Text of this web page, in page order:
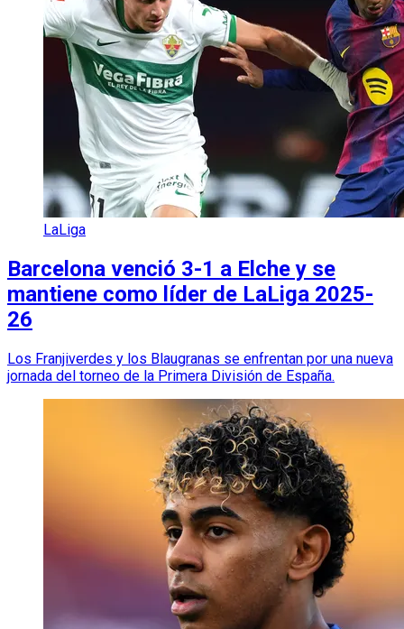
LaLiga
Barcelona venció 3-1 a Elche y se
mantiene como líder de LaLiga 2025-
26
Los Franjiverdes y los Blaugranas se enfrentan por una nueva
jornada del torneo de la Primera División de España.